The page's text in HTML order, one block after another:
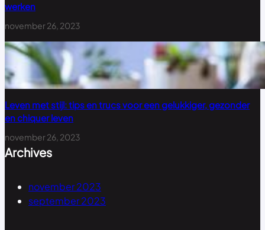
werken
november 26, 2023
Leven met stijl: tips en trucs voor een gelukkiger, gezonder
en chiquer leven
november 26, 2023
Archives
november 2023
september 2023